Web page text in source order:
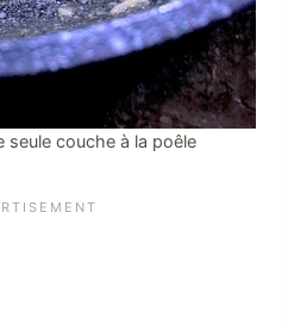
seule couche à la poêle